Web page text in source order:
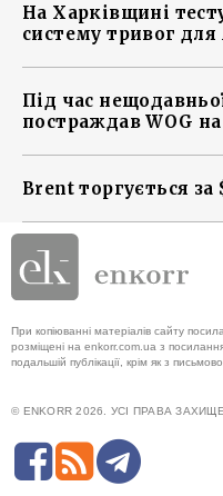
На Харківщині
систему тривог для
Під час
постраждав WOG
Brent торгується за
При копіюванні матеріалів сайту
розміщені на enkorr.com.ua з
подальшій публікації, крім як з
© ENKORR 2026. УСІ ПРАВА